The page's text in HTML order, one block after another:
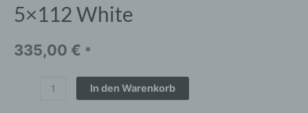
5×112 White
335,00 € *
In den Warenkorb